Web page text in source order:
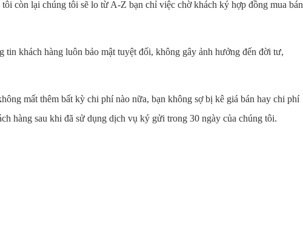
còn lại chúng tôi sẽ lo từ A-Z bạn chỉ việc chờ khách ký hợp đồng mua bán
khách hàng luôn bảo mật tuyệt đối, không gây ảnh hưởng đến đời tư,
mất thêm bất kỳ chi phí nào nữa, bạn không sợ bị kê giá bán hay chi phí
sau khi đã sử dụng dịch vụ ký gửi trong 30 ngày của chúng tôi.